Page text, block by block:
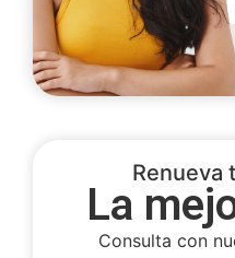
Renueva
La
Consulta con